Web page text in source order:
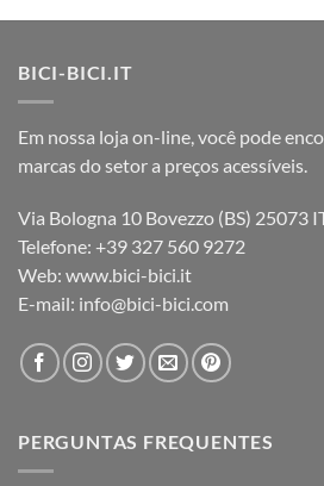
BICI-BICI.IT
Em nossa loja on-line, você pode
marcas do setor a preços acessíveis.
Via Bologna 10 Bovezzo (BS) 25073
Telefone: +39 327 560 9272
Web: www.bici-bici.it
E-mail: info@bici-bici.com
PERGUNTAS FREQUENTES